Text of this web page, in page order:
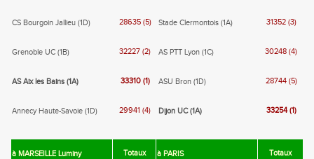
CS Bourgoin Jallieu (1D) 28635 (5) Stade Clermontois (1A) 31352 (3)
Grenoble UC (1B) 32227 (2) AS PTT Lyon (1C) 30248 (4)
AS Aix les Bains (1A) 33310 (1) ASU Bron (1D) 28744 (5)
Annecy Haute-Savoie (1D) 29941 (4) Dijon UC (1A) 33254 (1)
à MARSEILLE Luminy Totaux à PARIS Totaux